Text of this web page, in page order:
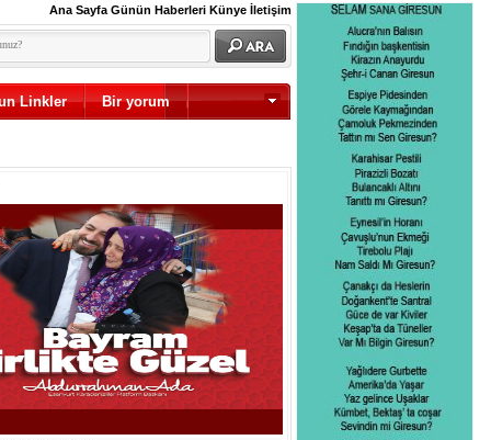
Ana Sayfa Günün Haberleri Künye İletişim
Linkler Bir yorum